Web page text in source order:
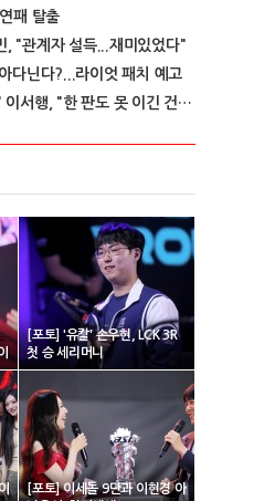
패 탈출
, "관계자 설득...재미있었다"
다닌다?...라이엇 패치 예고
레전드 매치 참가 '쿠로' 이서행, "한 판도 못 이긴 건 아쉽다"
[포토] '유칼' 손우현, LCK 3R
첫 승 세리머니
[포토] 이세돌 9단과 이현경 아